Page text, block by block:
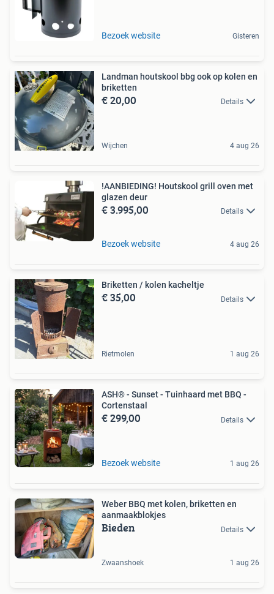
Bezoek website Gisteren
Landman houtskool bbg ook op kolen en
briketten
€ 20,00 Details
Wijchen 4 aug 26
!AANBIEDING! Houtskool grill oven met
glazen deur
€ 3.995,00 Details
Bezoek website 4 aug 26
Briketten / kolen kacheltje
€ 35,00 Details
Rietmolen 1 aug 26
ASH® - Sunset - Tuinhaard met BBQ -
Cortenstaal
€ 299,00 Details
Bezoek website 1 aug 26
Weber BBQ met kolen, briketten en
aanmaakblokjes
Bieden Details
Zwaanshoek 1 aug 26